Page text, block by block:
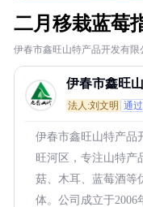
二月移栽蓝莓
伊春市鑫旺山特产品开发有限
伊春市鑫旺
司
法人:刘文明 通
伊春市鑫旺山特产品
旺河区，专注山特产
菇、木耳、蓝莓酒等
体。公司成立于2006